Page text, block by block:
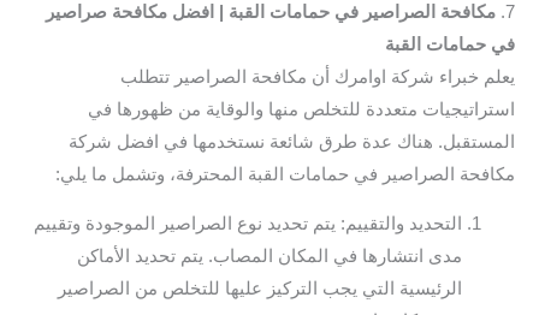
7. مكافحة الصراصير في حمامات القبة | افضل مكافحة صراصير
في حمامات القبة
يعلم خبراء شركة اوامرك أن مكافحة الصراصير تتطلب
استراتيجيات متعددة للتخلص منها والوقاية من ظهورها في
المستقبل. هناك عدة طرق شائعة نستخدمها في افضل شركة
مكافحة الصراصير في حمامات القبة المحترفة، وتشمل ما يلي:
التحديد والتقييم: يتم تحديد نوع الصراصير الموجودة وتقييم
مدى انتشارها في المكان المصاب. يتم تحديد الأماكن
الرئيسية التي يجب التركيز عليها للتخلص من الصراصير